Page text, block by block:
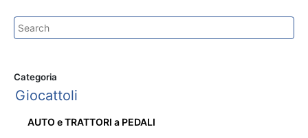
Categoria
Giocattoli
AUTO e TRATTORI a PEDALI